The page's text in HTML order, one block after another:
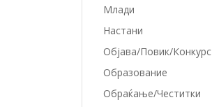
Млади
Настани
Објава/Повик/Конкурс
Образование
Обраќање/Честитки